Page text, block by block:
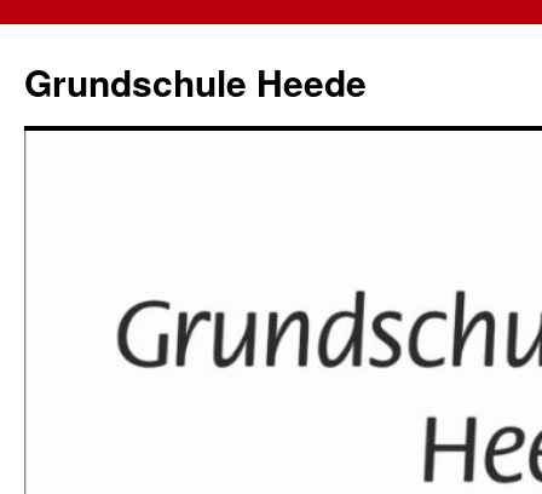
springen
Grundschule Heede